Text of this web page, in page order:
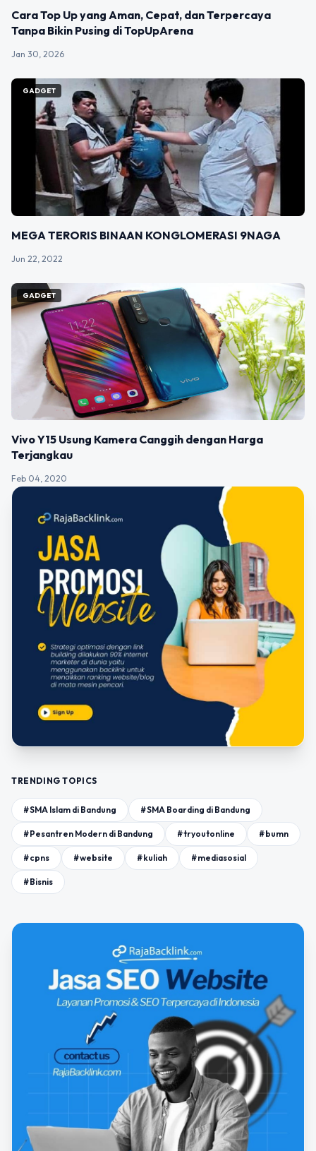
Cara Top Up yang Aman, Cepat, dan Terpercaya
Tanpa Bikin Pusing di TopUpArena
Jan 30, 2026
GADGET
MEGA TERORIS BINAAN KONGLOMERASI 9NAGA
Jun 22, 2022
GADGET
Vivo Y15 Usung Kamera Canggih dengan Harga
Terjangkau
Feb 04, 2020
TRENDING TOPICS
#SMA Islam di Bandung #SMA Boarding di Bandung
#Pesantren Modern di Bandung #tryoutonline #bumn
#cpns #website #kuliah #mediasosial
#Bisnis